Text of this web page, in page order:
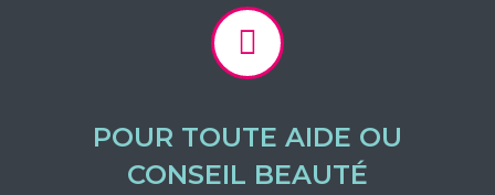
POUR TOUTE AIDE OU
CONSEIL BEAUTÉ